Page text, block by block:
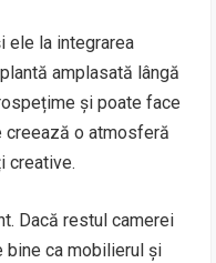
ele la integrarea
amplasată lângă
și poate face
creează o atmosferă
creative.
Dacă restul camerei
bine ca mobilierul și